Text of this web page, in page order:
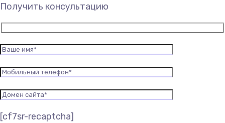
Получить консультацию
[cf7sr-recaptcha]